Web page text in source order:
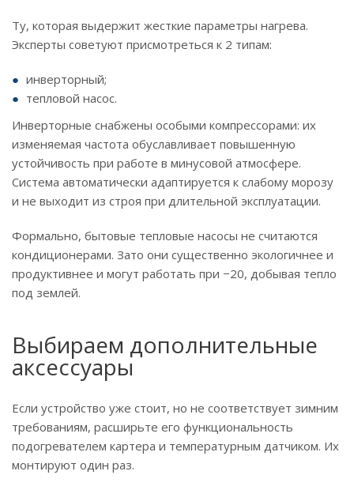
Ту, которая выдержит жесткие параметры нагрева.
Эксперты советуют присмотреться к 2 типам:
инверторный;
тепловой насос.
Инверторные снабжены особыми компрессорами: их
изменяемая частота обуславливает повышенную
устойчивость при работе в минусовой атмосфере.
Система автоматически адаптируется к слабому морозу
и не выходит из строя при длительной эксплуатации.
Формально, бытовые тепловые насосы не считаются
кондиционерами. Зато они существенно экологичнее и
продуктивнее и могут работать при −20, добывая тепло
под землей.
Выбираем дополнительные
аксессуары
Если устройство уже стоит, но не соответствует зимним
требованиям, расширьте его функциональность
подогревателем картера и температурным датчиком. Их
монтируют один раз.